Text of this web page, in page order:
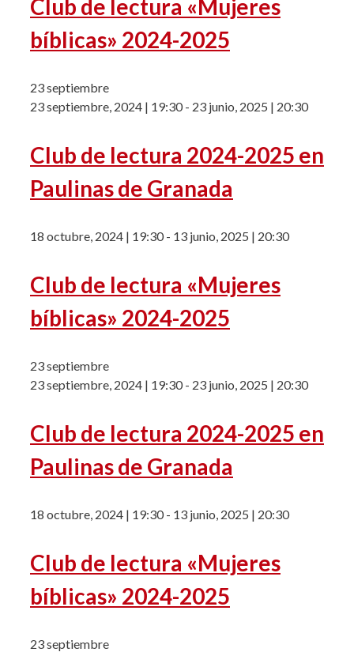
Club de lectura «Mujeres
bíblicas» 2024-2025
23 septiembre
23 septiembre, 2024 | 19:30- 23 junio, 2025 | 20:30
Club de lectura 2024-2025 en
Paulinas de Granada
18 octubre, 2024 | 19:30- 13 junio, 2025 | 20:30
Club de lectura «Mujeres
bíblicas» 2024-2025
23 septiembre
23 septiembre, 2024 | 19:30- 23 junio, 2025 | 20:30
Club de lectura 2024-2025 en
Paulinas de Granada
18 octubre, 2024 | 19:30- 13 junio, 2025 | 20:30
Club de lectura «Mujeres
bíblicas» 2024-2025
23 septiembre